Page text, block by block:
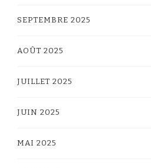
SEPTEMBRE 2025
AOÛT 2025
JUILLET 2025
JUIN 2025
MAI 2025